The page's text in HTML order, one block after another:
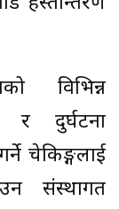
विभिन्न
र दुर्घटना
चेकिङ्गलाई
संस्थागत